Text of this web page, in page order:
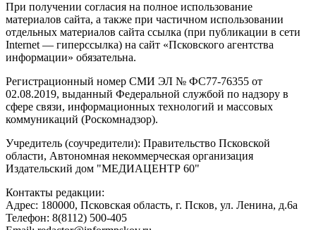
При получении согласия на полное использование
материалов сайта, а также при частичном использовании
отдельных материалов сайта ссылка (при публикации в сети
Internet — гиперссылка) на сайт «Псковского агентства
информации» обязательна.
Регистрационный номер СМИ ЭЛ № ФС77-76355 от
02.08.2019, выданный Федеральной службой по надзору в
сфере связи, информационных технологий и массовых
коммуникаций (Роскомнадзор).
Учредитель (соучредители): Правительство Псковской
области, Автономная некоммерческая организация
Издательский дом "МЕДИАЦЕНТР 60"
Контакты редакции:
Адреc: 180000, Псковская область, г. Псков, ул. Ленина, д.6а
Телефон: 8(8112) 500-405